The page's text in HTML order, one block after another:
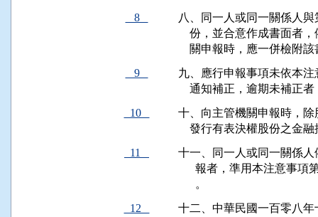
8
八、同一人或同一關係人
份，並合意作成書面者
關申報時，應一併檢附
9
九、應行申報事項未依本
通知補正，逾期未補正
10
十、向主管機關申報時，
發行有表決權股份之金
11
十一、同一人或同一關係
報者，準用本注意事
      。
12
十二、中華民國一百零八